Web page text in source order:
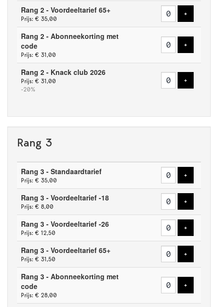
Rang 2 - Voordeeltarief 65+
Prijs: € 35,00
+
Rang 2 - Abonneekorting met
code
Prijs: € 31,00
+
Rang 2 - Knack club 2026
Prijs: € 31,00
-20%
+
Rang 3
Aantal
Rang 3 - Standaardtarief
Prijs: € 35,00
+
Rang 3 - Voordeeltarief -18
Prijs: € 8,00
+
Rang 3 - Voordeeltarief -26
Prijs: € 12,50
+
Rang 3 - Voordeeltarief 65+
Prijs: € 31,50
+
Rang 3 - Abonneekorting met
code
Prijs: € 28,00
+